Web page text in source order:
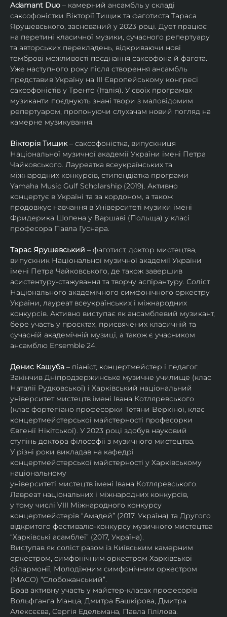
Adamant Duo – камерний ансамбль у складі
саксофоністки Вікторії Тищик та фаготиста Тараса
Ярушевського, заснований у 2023 році. Дует працює
на перетині класичної музики, сучасного репертуару
та авторських перекладень, відкриваючи нові
темброві можливості поєднання саксофона й фагота.
Уже наступного року після створення ансамбль
представив Україну на ІІІ Європейському конгресі
саксофоністів у Тренто (Італія). У своїх програмах
музиканти поєднують знані твори з маловідомим
репертуаром, пропонуючи слухачам новий погляд на
камерне музикування.
Вікторія Тищик – саксофоністка, випускниця
Національної музичної академії України імені Петра
Чайковського. Лауреатка всеукраїнських та
міжнародних конкурсів, стипендіатка програми
Yamaha Music Gulf Scholarship (2019). Активно
концертує в Україні та за кордоном, а також
продовжує навчання в Університеті музики імені
Фридерика Шопена у Варшаві (Польща) у класі
професора Павла Гуснара.
Тарас Ярушевський – фаготист, доктор мистецтва,
випускник Національної музичної академії України
імені Петра Чайковського, де також завершив
асистентуру-стажування та творчу аспірантуру. Соліст
Національного академічного симфонічного оркестру
України, лауреат всеукраїнських і міжнародних
конкурсів. Активно виступає як ансамблевий музикант,
бере участь у проєктах, присвячених класичній та
сучасній академічній музиці, а також є учасником
ансамблю Ensemble 24.
Денис Кашуба – піаніст, концертмейстер і педагог.
Закінчив Дніпродзержинське музичне училище (клас
Наталії Рудковської) і Харківський національний
університет мистецтв імені Івана Котляревського
(клас фортепіано професорки Тетяни Веркіної, клас
концертмейстерської майстерності професорки
Євгенії Нікітської). У 2023 році здобув науковий
ступінь доктора філософії з музичного мистецтва.
У різні роки викладав на кафедрі
концертмейстерської майстерності у Харківському
національному
університеті мистецтв імені Івана Котляревського.
Лавреат національних і міжнародних конкурсів,
у тому числі VIII Міжнародного конкурсу
концертмейстерів “Амадей” (2017, Україна) та Другого
відкритого фестивалю-конкурсу музичного мистецтва
“Харківські асамблеї” (2017, Україна).
Виступав як соліст разом із Київським камерним
оркестром, симфонічним оркестром Харківської
філармонії, Молодіжним симфонічним оркестром
(МАСО) “Слобожанський”.
Брав активну участь у майстер-класах професорів
Вольфганга Манца, Дмитра Башкірова, Дмитра
Алексєєва, Сергія Едельмана, Павла Гілілова.